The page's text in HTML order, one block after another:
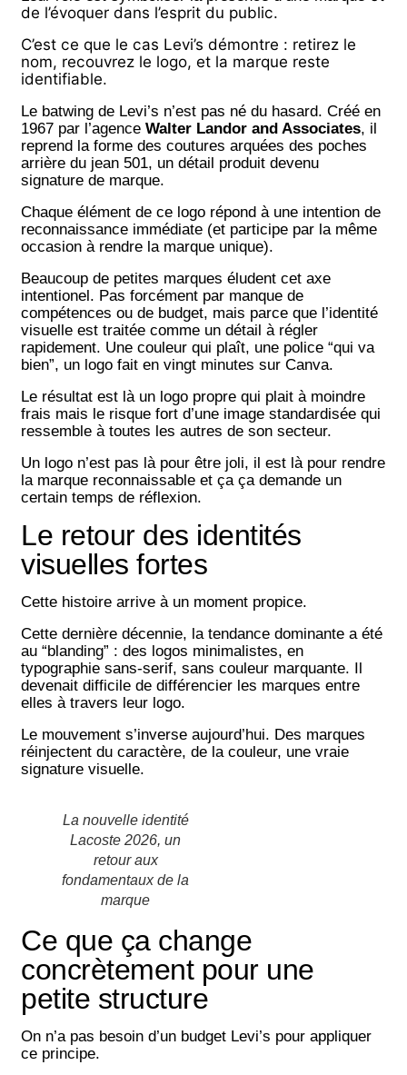
de l’évoquer dans l’esprit du public.
C’est ce que le cas Levi’s démontre : retirez le
nom, recouvrez le logo, et la marque reste
identifiable.
Le batwing de Levi’s n’est pas né du hasard. Créé en
1967 par l’agenceWalter Landor and Associates, il
reprend la forme des coutures arquées des poches
arrière du jean 501, un détail produit devenu
signature de marque.
Chaque élément de ce logo répond à une intention de
reconnaissance immédiate (et participe par la même
occasion à rendre la marque unique).
Beaucoup de petites marques éludent cet axe
intentionel. Pas forcément par manque de
compétences ou de budget, mais parce que l’identité
visuelle est traitée comme un détail à régler
rapidement. Une couleur qui plaît, une police “qui va
bien”, un logo fait en vingt minutes sur Canva.
Le résultat est là un logo propre qui plait à moindre
frais mais le risque fort d’une image standardisée qui
ressemble à toutes les autres de son secteur.
Un logo n’est pas là pour être joli, il est là pour rendre
la marque reconnaissable et çaça demande un
certain temps de réflexion.
Le retour des identités
visuelles fortes
Cette histoire arrive à un moment propice.
Cette dernière décennie, la tendance dominante a été
au “blanding” : des logos minimalistes, en
typographie sans-serif, sans couleur marquante. Il
devenait difficile de différencier les marques entre
elles à travers leur logo.
Le mouvement s’inverse aujourd’hui. Des marques
réinjectent du caractère, de la couleur, une vraie
signature visuelle.
La nouvelle identité
Lacoste 2026, un
retour aux
fondamentaux de la
marque
Ce que ça change
concrètement pour une
petite structure
On n’a pas besoin d’un budget Levi’s pour appliquer
ce principe.